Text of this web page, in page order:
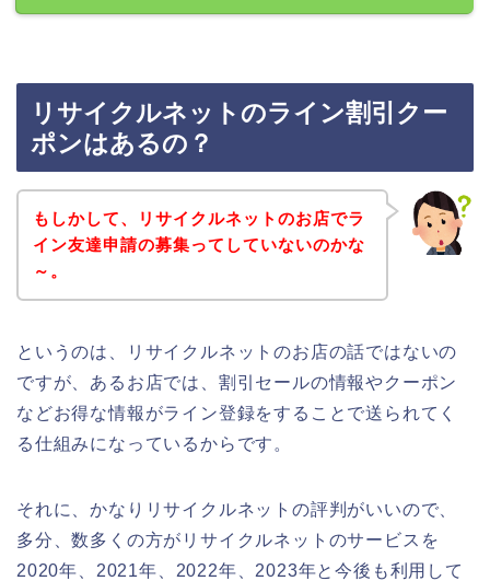
リサイクルネットのライン割引クー
ポンはあるの？
もしかして、リサイクルネットのお店でラ
イン友達申請の募集ってしていないのかな
～。
というのは、リサイクルネットのお店の話ではないの
ですが、あるお店では、割引セールの情報やクーポン
などお得な情報がライン登録をすることで送られてく
る仕組みになっているからです。
それに、かなりリサイクルネットの評判がいいので、
多分、数多くの方がリサイクルネットのサービスを
2020年、2021年、2022年、2023年と今後も利用して